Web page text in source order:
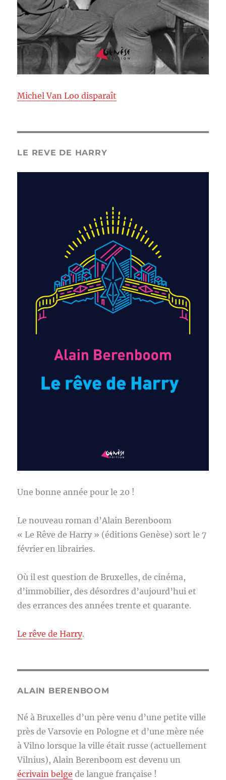
Michel Van Loo disparaît
LE REVE DE HARRY
Une bonne année pour le 20 !
Le nouveau roman d’Alain Berenboom
« Le Rêve de Harry » (éditions Genèse) sort le 7
février en librairies.
Où il est question de Bruxelles, de cinéma,
d’immobilier, des désordres d’aujourd’hui et
des errances des années trente et quarante.
Le rêve de Harry.
ALAIN BERENBOOM
Né à Bruxelles d’un père venu d’une petite ville
près de Varsovie en Pologne et d’une mère née
à Vilno lorsque la ville était russe (actuellement
Vilnius), Alain Berenboom est devenu un
écrivain belge de langue française !